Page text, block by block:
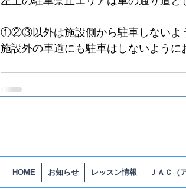
①②③以外は施設側から駐車しないよ
施設外の車道にも駐車はしないように
HOME お知らせ レッスン情報 ＪＡＣ（